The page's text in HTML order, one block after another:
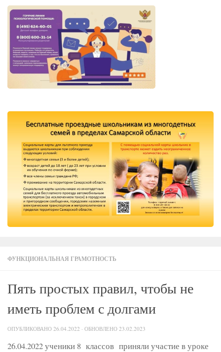
ФУНКЦИОНАЛЬНАЯ ГРАМОТНОСТЬ
Пять простых правил, чтобы не
иметь проблем с долгами
ОПУБЛИКОВАНО 26.04.2022 · ОБНОВЛЕНО 23.02.2023
26.04.2022 ученики 8 классов приняли участие в уроке